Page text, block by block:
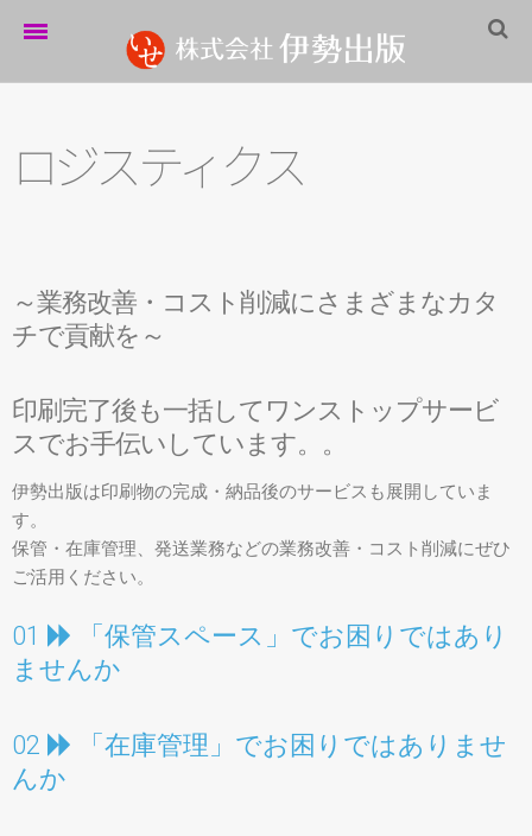
伊勢出版だより
企業情報
採用情報
パートナーシップ
お問い合わせ
サイトマップ
ロジス ティ ク ス
～業務改善・コスト削減にさまざまなカタ
チで貢献を～
印刷完了後も一括してワンストップサービ
スでお手伝いしています。。
伊勢出版は印刷物の完成・納品後のサービスも展開していま
す。
保管・在庫管理、発送業務などの業務改善・コスト削減にぜひ
ご活用ください。
01 「保管スペース」 でお困りではあり
ませんか
02 「在庫管理」 でお困りではありませ
んか